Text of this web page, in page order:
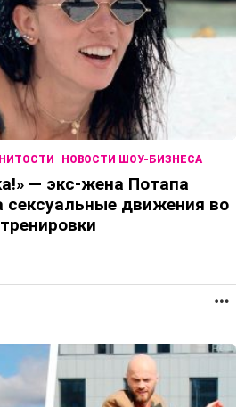
НОВОСТИ ШОУ-БИЗНЕСА
— экс-жена Потапа
сексуальные движения во